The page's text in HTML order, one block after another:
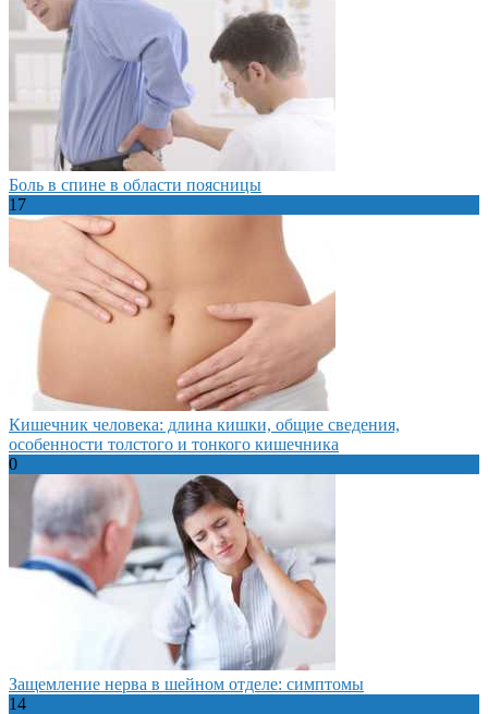
Боль в спине в области поясницы
17
Кишечник человека: длина кишки, общие сведения,
особенности толстого и тонкого кишечника
0
Защемление нерва в шейном отделе: симптомы
14